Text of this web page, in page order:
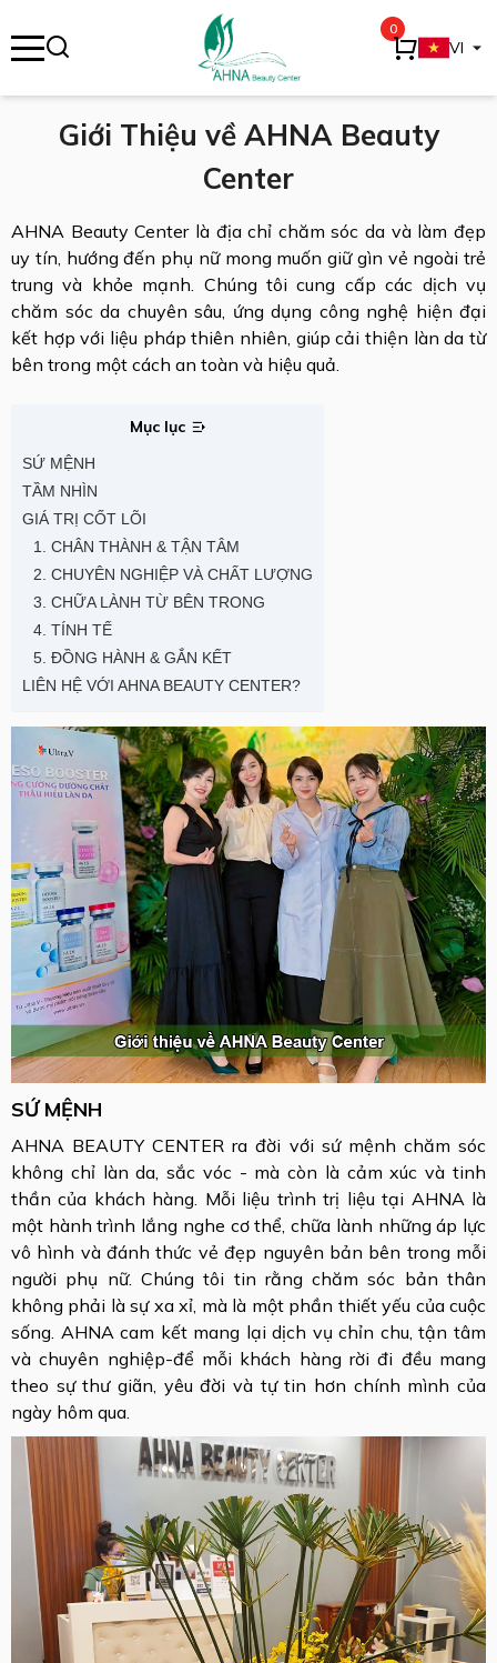
menu 0
VI
Giới Thiệu về AHNA Beauty
Center
AHNA Beauty Center là địa chỉ chăm sóc da và làm đẹp
uy tín, hướng đến phụ nữ mong muốn giữ gìn vẻ ngoài trẻ
trung và khỏe mạnh. Chúng tôi cung cấp các dịch vụ
chăm sóc da chuyên sâu, ứng dụng công nghệ hiện đại
kết hợp với liệu pháp thiên nhiên, giúp cải thiện làn da từ
bên trong một cách an toàn và hiệu quả.
Mục lục
SỨ MỆNH
TẦM NHÌN
GIÁ TRỊ CỐT LÕI
1. CHÂN THÀNH & TẬN TÂM
2. CHUYÊN NGHIỆP VÀ CHẤT LƯỢNG
3. CHỮA LÀNH TỪ BÊN TRONG
4. TÍNH TẾ
5. ĐỒNG HÀNH & GẮN KẾT
LIÊN HỆ VỚI AHNA BEAUTY CENTER?
SỨ MỆNH
AHNA BEAUTY CENTER ra đời với sứ mệnh chăm sóc
không chỉ làn da, sắc vóc - mà còn là cảm xúc và tinh
thần của khách hàng. Mỗi liệu trình trị liệu tại AHNA là
một hành trình lắng nghe cơ thể, chữa lành những áp lực
vô hình và đánh thức vẻ đẹp nguyên bản bên trong mỗi
người phụ nữ. Chúng tôi tin rằng chăm sóc bản thân
không phải là sự xa xỉ, mà là một phần thiết yếu của cuộc
sống. AHNA cam kết mang lại dịch vụ chỉn chu, tận tâm
và chuyên nghiệp-để mỗi khách hàng rời đi đều mang
theo sự thư giãn, yêu đời và tự tin hơn chính mình của
ngày hôm qua.